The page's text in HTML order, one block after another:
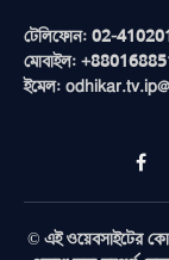
টেলিফোন: 02-
মোবাইল:
ইমেল:
© এই ওয়েবসাইটের